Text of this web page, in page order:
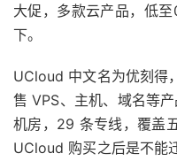
大促，多款云产品，低
下。
UCloud 中文名为优刻得
售 VPS、主机、域名等
机房，29 条专线，覆盖
UCloud 购买之后是不能